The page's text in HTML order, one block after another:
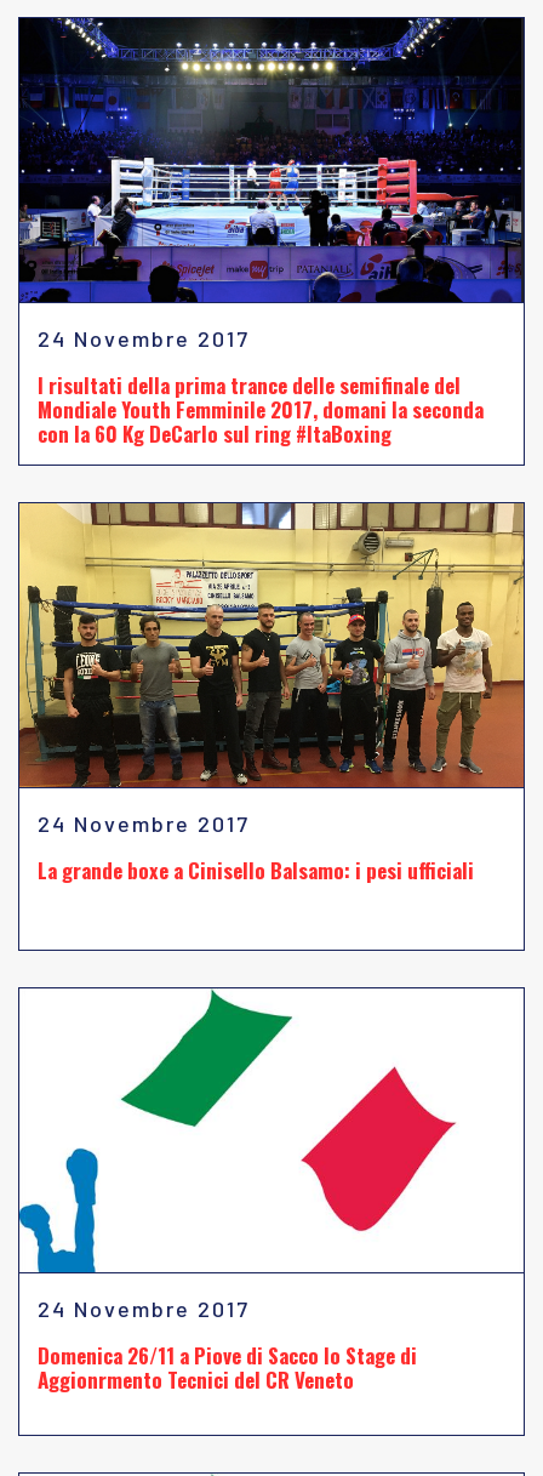
24 Novembre 2017
I risultati della prima trance delle semifinale del
Mondiale Youth Femminile 2017, domani la seconda
con la 60 Kg DeCarlo sul ring #ItaBoxing
24 Novembre 2017
La grande boxe a Cinisello Balsamo: i pesi ufficiali
24 Novembre 2017
Domenica 26/11 a Piove di Sacco lo Stage di
Aggionrmento Tecnici del CR Veneto